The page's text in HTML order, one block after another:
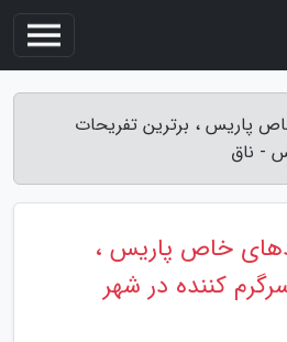
پاریس ، برترین تفریحات
- ناق
خاص پاریس ،
کننده در شهر